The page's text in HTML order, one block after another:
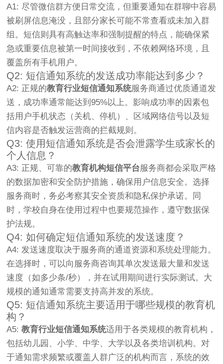
A1: 尽管微信群方便日常交流，但重要通知在群聊中容易
被刷屏信息淹没，且部分家长可能不常查看或未加入群
组。短信则具有高触达率和强制提醒的特点，能确保紧
急或重要信息被第一时间接收到，不依赖网络环境，且
覆盖所有手机用户。
Q2: 短信通知系统的发送成功率能达到多少？
A2: 正规的教育行业短信通知系统服务商通过优质通道发
送，成功率通常能达到95%以上。影响成功率的因素包
括用户手机状态（关机、停机）、区域网络信号以及短
信内容是否触发运营商的拦截规则。
Q3: 使用短信通知系统是否会泄露学生或家长的
个人信息？
A3: 正规、可靠的教育机构短信平台服务商都会采取严格
的数据加密和安全防护措施，确保用户信息安全。选择
服务商时，务必考察其安全资质和隐私保护承诺。同
时，学校自身在使用过程中也要规范操作，遵守数据保
护法规。
Q4: 如何确定短信通知系统的发送速度？
A4: 发送速度取决于服务商的通道资源和系统处理能力。
在选择时，可以向服务商咨询其单次发送最大量和发送
速度（如多少条/秒），并在试用期间进行实际测试。大
规模的通知通常需要支持高并发的系统。
Q5: 短信通知系统主要适用于哪些规模的教育机
构？
A5:教育行业短信通知系统适用于各类规模的教育机构，
包括幼儿园、小学、中学、大学以及各类培训机构。对
于通知需求频繁或覆盖人群广泛的机构而言，系统的效